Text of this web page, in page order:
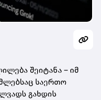
შეიტანა – იმ
საერთო
გახდის